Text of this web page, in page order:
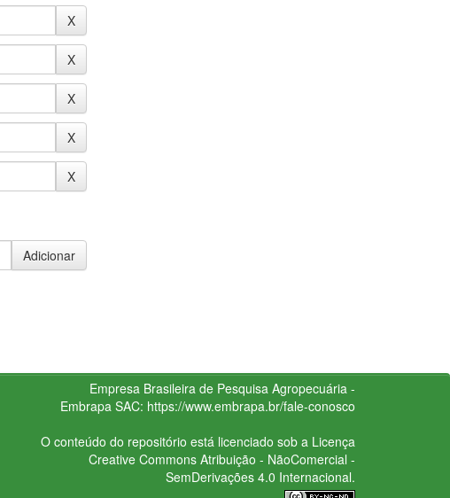
Empresa Brasileira de Pesquisa Agropecuária -
Embrapa SAC: https://www.embrapa.br/fale-conosco
O conteúdo do repositório está licenciado sob a Licença
Creative CommonsAtribuição - NãoComercial -
SemDerivações 4.0 Internacional.